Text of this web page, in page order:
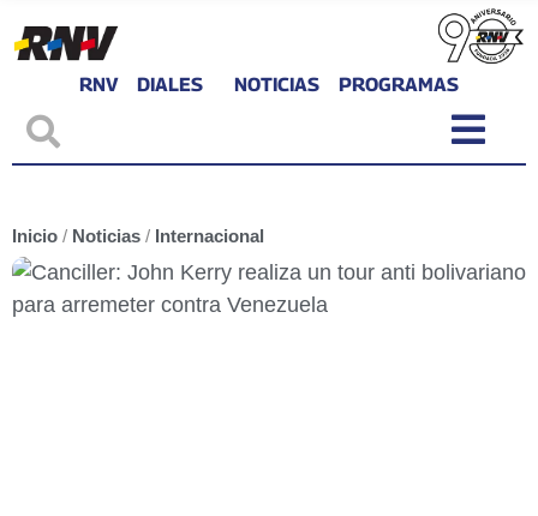
RNV DIALES NOTICIAS PROGRAMAS
Inicio / Noticias / Internacional